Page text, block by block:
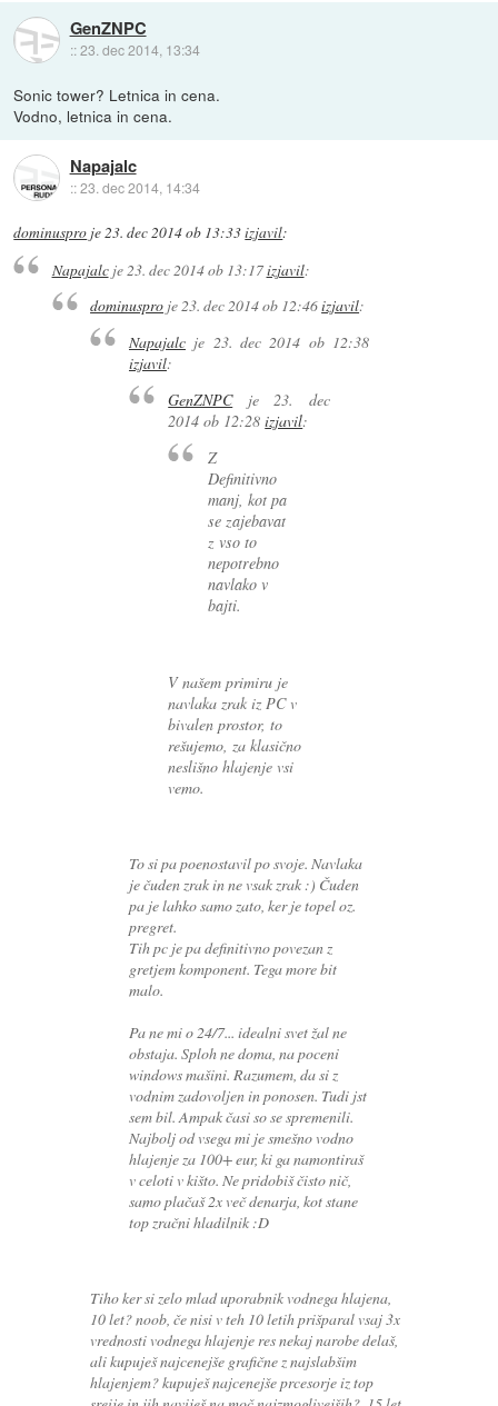
GenZNPC
::23. dec 2014, 13:34
Sonic tower? Letnica in cena.
Vodno, letnica in cena.
Napajalc
::23. dec 2014, 14:34
dominuspro je23. dec 2014 ob 13:33izjavil:
Napajalcje 23. dec 2014 ob 13:17izjavil:
dominuspro je23. dec 2014 ob 12:46izjavil:
Napajalcje 23. dec 2014 ob 12:38
izjavil:
GenZNPCje23. dec
2014 ob 12:28 izjavil:
Z
Definitivno
manj, kot pa
se zajebavat
z vso to
nepotrebno
navlako v
bajti.
V našem primiru je
navlaka zrak iz PC v
bivalen prostor, to
rešujemo, za klasično
neslišno hlajenje vsi
vemo.
To si pa poenostavil po svoje. Navlaka
je čuden zrak in ne vsak zrak :) Čuden
pa je lahko samo zato, ker je topel oz.
pregret.
Tih pc je pa definitivno povezan z
gretjem komponent. Tega more bit
malo.
Pa ne mi o 24/7... idealni svet žal ne
obstaja. Sploh ne doma, na poceni
windows mašini. Razumem, da si z
vodnim zadovoljen in ponosen. Tudi jst
sem bil. Ampak časi so se spremenili.
Najbolj od vsega mi je smešno vodno
hlajenje za 100+ eur, ki ga namontiraš
v celoti v kišto. Ne pridobiš čisto nič,
samo plačaš 2x več denarja, kot stane
top zračni hladilnik :D
Tiho ker si zelo mlad uporabnik vodnega hlajena,
10 let? noob, če nisi v teh 10 letih prišparal vsaj 3x
vrednosti vodnega hlajenje res nekaj narobe delaš,
ali kupuješ najcenejše grafične z najslabšim
hlajenjem? kupuješ najcenejše prcesorje iz top